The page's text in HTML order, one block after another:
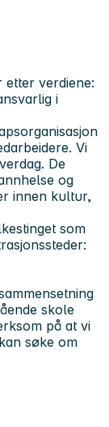
etter verdiene:
i
Vi
De
og
innen kultur,
som
skole
på at vi
søke om